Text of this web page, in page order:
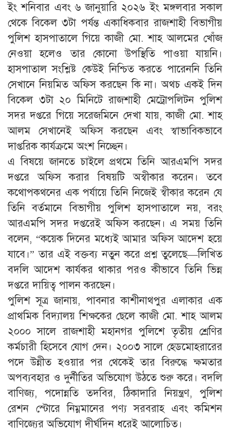
ইং শনিবার এবং ৬ জানুয়ারি ২০২৬ ইং মঙ্গলবার সকাল
থেকে বিকেল ৩টা পর্যন্ত একাধিকবার রাজশাহী বিভাগীয়
পুলিশ হাসপাতালে গিয়ে কাজী মো. শাহ আলমের খোঁজ
নেওয়া হলেও তার কোনো উপস্থিতি পাওয়া যায়নি।
হাসপাতাল সংশ্লিষ্ট কেউই নিশ্চিত করতে পারেননি তিনি
সেখানে নিয়মিত অফিস করছেন কি না। অথচ একই দিন
বিকেল ৩টা ২০ মিনিটে রাজশাহী মেট্রোপলিটন পুলিশ
সদর দপ্তরে গিয়ে সরেজমিনে দেখা যায়, কাজী মো. শাহ
আলম সেখানেই অফিস করছেন এবং স্বাভাবিকভাবে
দাপ্তরিক কার্যক্রমে অংশ নিচ্ছেন।
এ বিষয়ে জানতে চাইলে প্রথমে তিনি আরএমপি সদর
দপ্তরে অফিস করার বিষয়টি অস্বীকার করেন। তবে
কথোপকথনের এক পর্যায়ে তিনি নিজেই স্বীকার করেন যে
তিনি বর্তমানে বিভাগীয় পুলিশ হাসপাতালে নয়, বরং
আরএমপি সদর দপ্তরেই অফিস করছেন। এ সময় তিনি
বলেন, “কয়েক দিনের মধ্যেই আমার অফিস আদেশ হয়ে
যাবে।” তার এই বক্তব্য নতুন করে প্রশ্ন তুলেছে—লিখিত
বদলি আদেশ কার্যকর থাকার পরও কীভাবে তিনি ভিন্ন
দপ্তরে দায়িত্ব পালন করছেন।
পুলিশ সূত্র জানায়, পাবনার কাশীনাথপুর এলাকার এক
প্রাথমিক বিদ্যালয় শিক্ষকের ছেলে কাজী মো. শাহ আলম
২০০০ সালে রাজশাহী মহানগর পুলিশে তৃতীয় শ্রেণির
কর্মচারী হিসেবে যোগ দেন। ২০০৩ সালে হেডমোহরারের
পদে উন্নীত হওয়ার পর থেকেই তার বিরুদ্ধে ক্ষমতার
অপব্যবহার ও দুর্নীতির অভিযোগ উঠতে শুরু করে। বদলি
বাণিজ্য, পদোন্নতি তদবির, ঠিকাদারি নিয়ন্ত্রণ, পুলিশ
রেশন স্টোরে নিম্নমানের পণ্য সরবরাহ এবং কমিশন
বাণিজ্যের অভিযোগ দীর্ঘদিন ধরেই আলোচিত।